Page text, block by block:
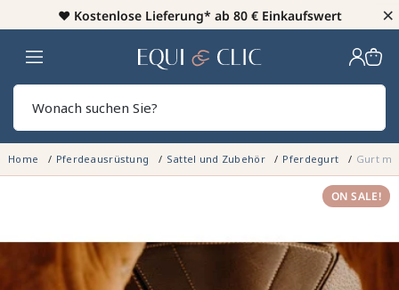
♥️ Kostenlose Lieferung* ab 80 € Einkaufswert ×
Heim
Home Pferdeausrüstung Sattel und Zubehör Pferdegurt Gurt
ON SALE!